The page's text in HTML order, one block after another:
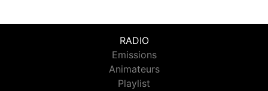
RADIO
Emissions
Animateurs
Playlist